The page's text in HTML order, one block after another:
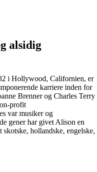
alsidig
i Hollywood, Californien, er
karriere inden for
Brenner og Charles Terry
profit
var musiker og
gener har givet Alison en
hollandske, engelske,